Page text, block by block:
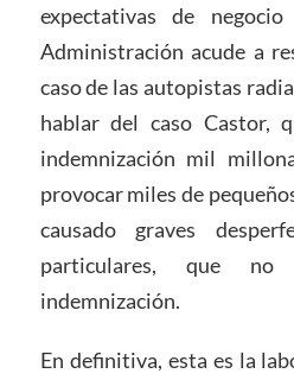
expectativas de
Administración acude a
caso de las autopistas
hablar del caso Castor,
indemnización mil
provocar miles de
causado graves
particulares, que no
indemnización.
En definitiva, esta es la